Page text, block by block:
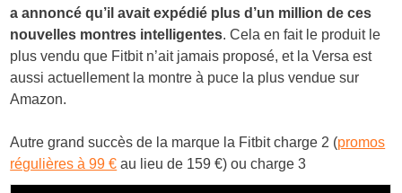
a annoncé qu’il avait expédié plus d’un million de ces
nouvelles montres intelligentes. Cela en fait le produit le
plus vendu que Fitbit n’ait jamais proposé, et la Versa est
aussi actuellement la montre à puce la plus vendue sur
Amazon.
Autre grand succès de la marque la Fitbit charge 2 (promos
régulières à 99 € au lieu de 159 €) ou charge 3